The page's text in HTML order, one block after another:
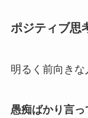
ポジティブ思
明るく前向きな
愚痴ばかり言